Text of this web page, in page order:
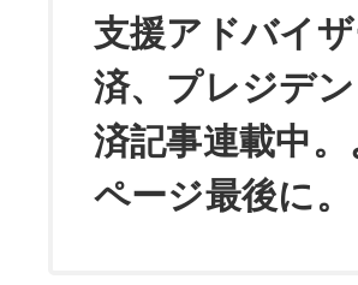
支援アドバイ
済、プレジデ
済記事連載中
ページ最後に。